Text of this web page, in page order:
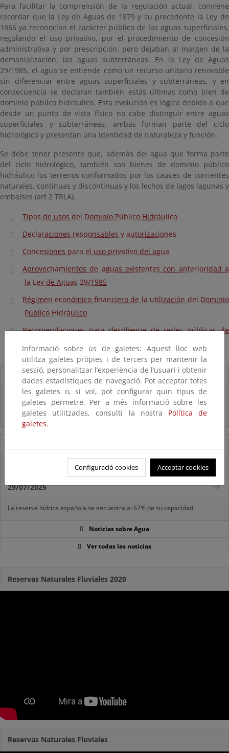
Para facilitar la comprensión de la regulación actual, conviene
recordar que la Ley de Aguas de 1879 y su precedente la Ley de
1866 ya reconocían el carácter público de las aguas superficiales,
regulando el uso privativo, por el procedimiento de concesión
administrativa y por prescripción, pero dejaban al margen de la
demanialización, las aguas subterráneas. En la Ley de Aguas
29/1985, el agua se entiende como un recurso unitario renovable
sin diferenciar entre aguas superficiales y subterráneas, y en
consecuencia se declaran también estás últimas como bien de
dominio público hidráulico. Esta evolución es lógica debido a que
desde un punto de vista físico no cabe distinguir entre aguas
superficiales y subterráneas, ambas forman parte del ciclo
hidrológico y presentan una identidad de naturaleza y función.
Se debe tener presente que, además del agua que forma parte
del ciclo hidrológico, también son bienes de dominio público
hidráulico los terrenos conformados por los cauces de corrientes
naturales, continuas y discontinuas y los lechos de lagos lagunas y
embalses (art 2 TRLA).
Tipos de usos del Dominio Público Hidráulico
Declaraciones responsables y autorizaciones
Concesiones para el uso privativo del agua
Aprovechamientos de aguas existentes con anterioridad a
la Ley de Aguas 29/1985
Régimen económico financiero de la utilización del Dominio
Público Hidráulico
Recomendaciones para despliegue de redes públicas de
Destacados
Real Decreto subvenciones adaptación riesgos inundación
Inf. Pública RD medidas gestión riesgo inundación
La reserva hídrica española se encuentra al 65,8% de su capacidad
29/07/2025
La reserva hídrica española se encuentra al 67% de su capacidad
Noticias sobre Agua
Ver todas las noticias
Reservas Naturales Fluviales 2020
Reservas Naturales Fluviales
Informació sobre ús de galetes: Aquest lloc web
utilitza galetes pròpies i de tercers per mantenir la
sessió, personalitzar l’experiència de l’usuari i obtenir
dades estadístiques de navegació. Pot acceptar totes
les galetes o, si vol, pot configurar quin tipus de
galetes permetre. Per a més informació sobre les
galetes utilitzades, consulti la nostra Política de
galetes.
Configuració cookies Acceptar cookies